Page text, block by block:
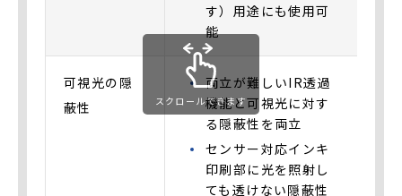
す）用途にも使用可
能
可視光の隠
蔽性
両立が難しいIR透過
機能と可視光に対す
る隠蔽性を両立
センサー対応インキ
印刷部に光を照射し
ても透けない隠蔽性
スクロールできます